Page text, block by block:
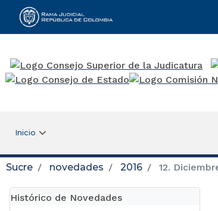
Rama Judicial
Inicio
Sucre novedades 2016 12.
Histórico de Novedades